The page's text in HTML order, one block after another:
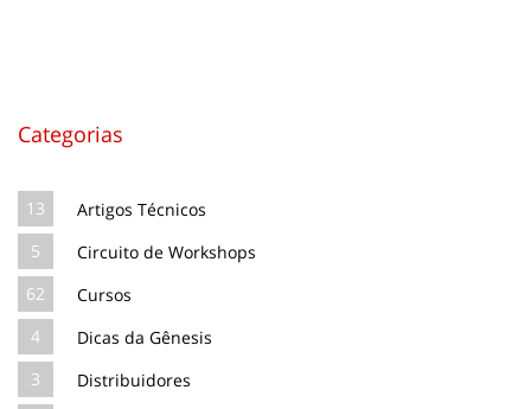
Categorias
13
Artigos Técnicos
5
Circuito de Workshops
62
Cursos
4
Dicas da Gênesis
3
Distribuidores